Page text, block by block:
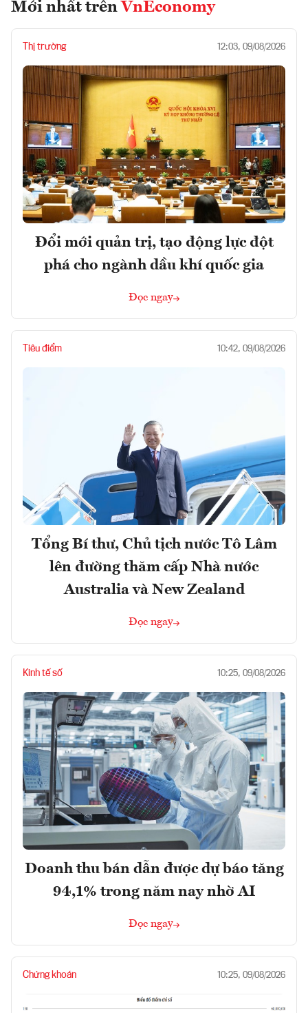
Mới nhất trên VnEconomy
Thị trường 12:03, 09/08/2026
Đổi mới quản trị, tạo động lực đột
phá cho ngành dầu khí quốc gia
Đọc ngay
Tiêu điểm 10:42, 09/08/2026
Tổng Bí thư, Chủ tịch nước Tô Lâm
lên đường thăm cấp Nhà nước
Australia và New Zealand
Đọc ngay
Kinh tế số 10:25, 09/08/2026
Doanh thu bán dẫn được dự báo tăng
94,1% trong năm nay nhờ AI
Đọc ngay
Chứng khoán 10:25, 09/08/2026